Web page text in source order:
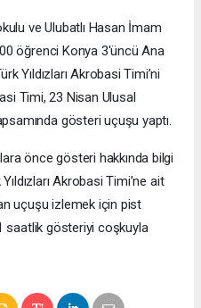
ve Ulubatlı Hasan İmam
öğrenci Konya 3'üncü Ana
Yıldızları Akrobasi Timi’ni
Timi, 23 Nisan Ulusal
gösteri uçuşu yaptı.
önce gösteri hakkında bilgi
Akrobasi Timi’ne ait
uçuşu izlemek için pist
saatlik gösteriyi coşkuyla